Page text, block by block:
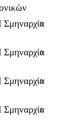
5
0
3
1